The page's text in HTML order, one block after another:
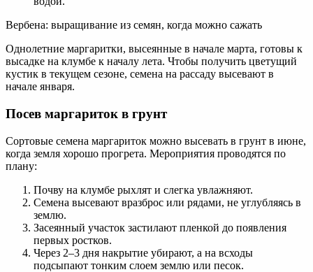
Вербена: выращивание из семян, когда можно сажать
Однолетние маргаритки, высеянные в начале марта, готовы к
высадке на клумбе к началу лета. Чтобы получить цветущий
кустик в текущем сезоне, семена на рассаду высевают в
начале января.
Посев маргариток в грунт
Сортовые семена маргариток можно высевать в грунт в июне,
когда земля хорошо прогрета. Мероприятия проводятся по
плану:
Почву на клумбе рыхлят и слегка увлажняют.
Семена высевают вразброс или рядами, не углубляясь в
землю.
Засеянный участок застилают пленкой до появления
первых ростков.
Через 2–3 дня накрытие убирают, а на всходы
подсыпают тонким слоем землю или песок.